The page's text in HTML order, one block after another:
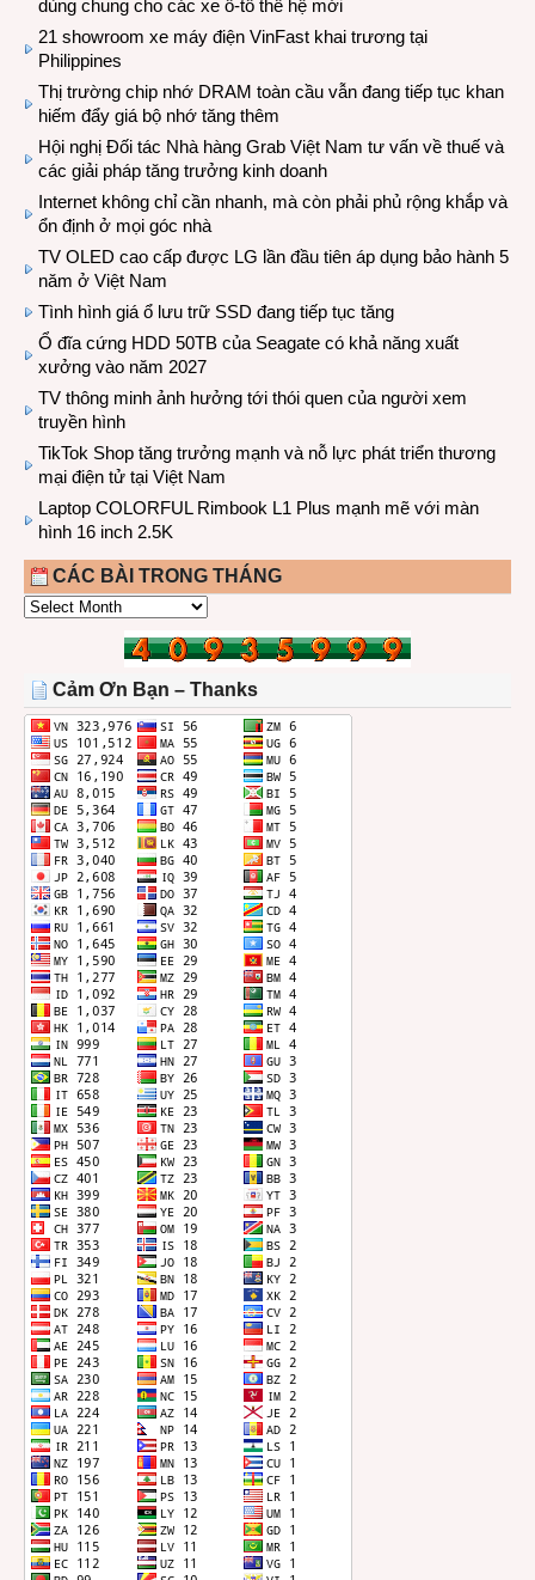
dùng chung cho các xe ô-tô thế hệ mới
21 showroom xe máy điện VinFast khai trương tại
Philippines
Thị trường chip nhớ DRAM toàn cầu vẫn đang tiếp tục khan
hiếm đẩy giá bộ nhớ tăng thêm
Hội nghị Đối tác Nhà hàng Grab Việt Nam tư vấn về thuế và
các giải pháp tăng trưởng kinh doanh
Internet không chỉ cần nhanh, mà còn phải phủ rộng khắp và
ổn định ở mọi góc nhà
TV OLED cao cấp được LG lần đầu tiên áp dụng bảo hành 5
năm ở Việt Nam
Tình hình giá ổ lưu trữ SSD đang tiếp tục tăng
Ổ đĩa cứng HDD 50TB của Seagate có khả năng xuất
xưởng vào năm 2027
TV thông minh ảnh hưởng tới thói quen của người xem
truyền hình
TikTok Shop tăng trưởng mạnh và nỗ lực phát triển thương
mại điện tử tại Việt Nam
Laptop COLORFUL Rimbook L1 Plus mạnh mẽ với màn
hình 16 inch 2.5K
CÁC BÀI TRONG THÁNG
CÁC
THÁNG
Cảm Ơn Bạn – Thanks